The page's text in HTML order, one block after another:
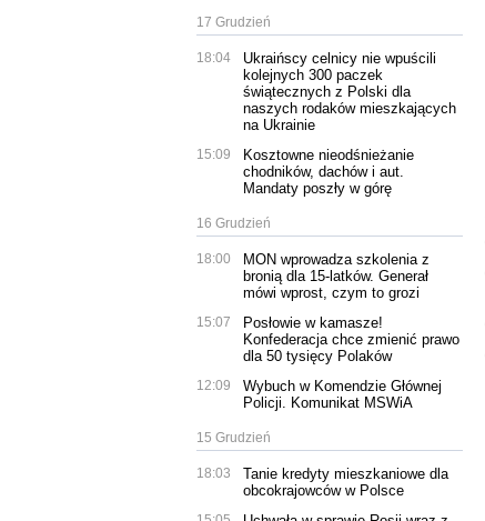
17 Grudzień
18:04
Ukraińscy celnicy nie wpuścili
kolejnych 300 paczek
świątecznych z Polski dla
naszych rodaków mieszkających
na Ukrainie
15:09
Kosztowne nieodśnieżanie
chodników, dachów i aut.
Mandaty poszły w górę
16 Grudzień
18:00
MON wprowadza szkolenia z
bronią dla 15-latków. Generał
mówi wprost, czym to grozi
15:07
Posłowie w kamasze!
Konfederacja chce zmienić prawo
dla 50 tysięcy Polaków
12:09
Wybuch w Komendzie Głównej
Policji. Komunikat MSWiA
15 Grudzień
18:03
Tanie kredyty mieszkaniowe dla
obcokrajowców w Polsce